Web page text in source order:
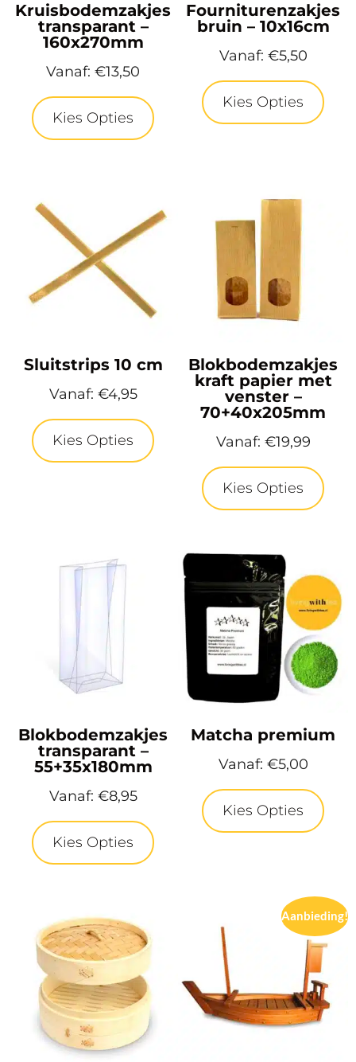
Kruisbodemzakjes
transparant –
160x270mm
Vanaf: €13,50
Kies Opties
Fourniturenzakjes
bruin – 10x16cm
Vanaf: €5,50
Kies Opties
Sluitstrips 10 cm
Vanaf: €4,95
Kies Opties
Blokbodemzakjes
kraft papier met
venster –
70+40x205mm
Vanaf: €19,99
Kies Opties
Blokbodemzakjes
transparant –
55+35x180mm
Vanaf: €8,95
Kies Opties
Matcha premium
Vanaf: €5,00
Kies Opties
Aanbieding!